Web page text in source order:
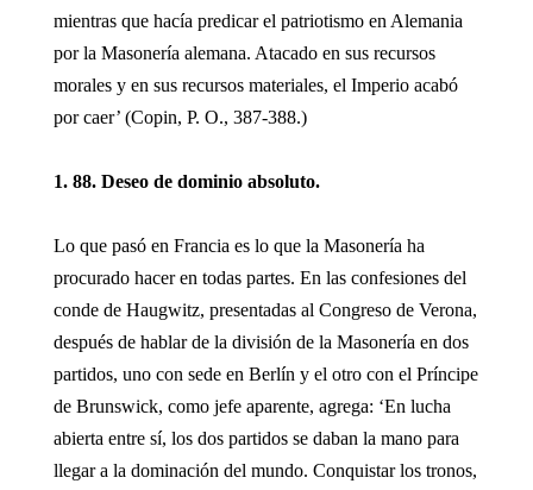
mientras que hacía predicar el patriotismo en Alemania
por la Masonería alemana. Atacado en sus recursos
morales y en sus recursos materiales, el Imperio acabó
por caer’ (Copin, P. O., 387-388.)
1. 88. Deseo de dominio absoluto.
Lo que pasó en Francia es lo que la Masonería ha
procurado hacer en todas partes. En las confesiones del
conde de Haugwitz, presentadas al Congreso de Verona,
después de hablar de la división de la Masonería en dos
partidos, uno con sede en Berlín y el otro con el Príncipe
de Brunswick, como jefe aparente, agrega: ‘En lucha
abierta entre sí, los dos partidos se daban la mano para
llegar a la dominación del mundo. Conquistar los tronos,